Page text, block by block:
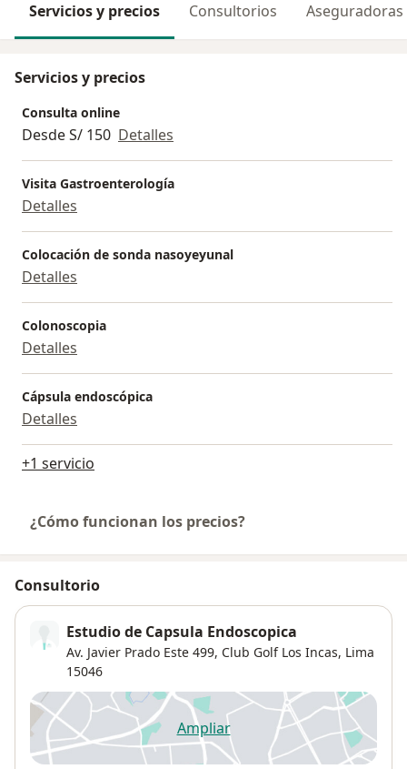
Servicios y precios Consultorios Aseguradoras
Servicios y precios
Consulta online
Desde S/ 150 Detalles
Visita Gastroenterología
Detalles
Colocación de sonda nasoyeyunal
Detalles
Colonoscopia
Detalles
Cápsula endoscópica
Detalles
+1 servicio
¿Cómo funcionan los precios?
Consultorio
Estudio de Capsula Endoscopica
Av. Javier Prado Este 499, Club Golf Los Incas, Lima
15046
Ampliarse abre en una nueva